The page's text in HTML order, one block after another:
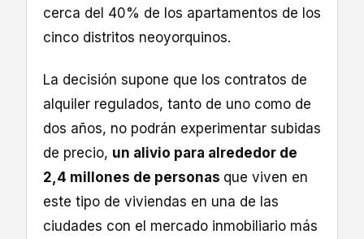
cerca del 40% de los apartamentos de los
cinco distritos neoyorquinos.
La decisión supone que los contratos de
alquiler regulados, tanto de uno como de
dos años, no podrán experimentar subidas
de precio, un alivio para alrededor de
2,4 millones de personas que viven en
este tipo de viviendas en una de las
ciudades con el mercado inmobiliario más